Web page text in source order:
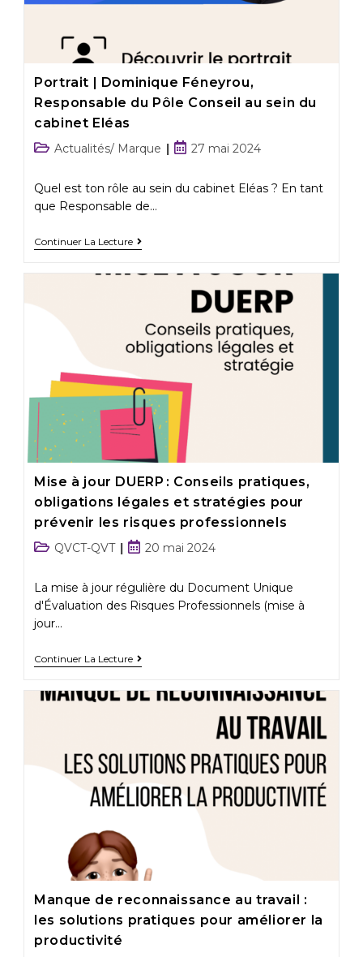
Portrait | Dominique Féneyrou,
Responsable du Pôle Conseil au sein du
cabinet Eléas
Actualités/ Marque 27 mai 2024
Quel est ton rôle au sein du cabinet Eléas ? En tant
que Responsable de…
Continuer La Lecture
Mise à jour DUERP : Conseils pratiques,
obligations légales et stratégies pour
prévenir les risques professionnels
QVCT-QVT 20 mai 2024
La mise à jour régulière du Document Unique
d'Évaluation des Risques Professionnels (mise à
jour…
Continuer La Lecture
Manque de reconnaissance au travail :
les solutions pratiques pour améliorer la
productivité